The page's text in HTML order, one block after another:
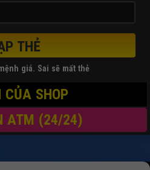
THẺ
giá. Sai sẽ mất thẻ
CỦA SHOP
ATM (24/24)